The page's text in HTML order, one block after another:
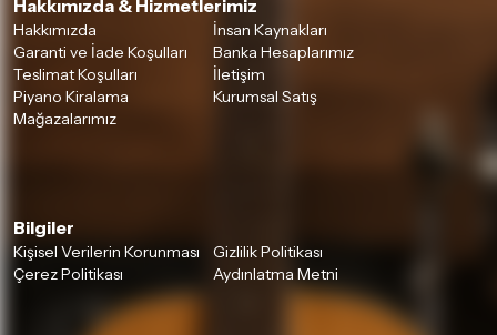
Hakkımızda & Hizmetlerimiz
Hakkımızda
İnsan Kaynakları
Garanti ve İade Koşulları
Banka Hesaplarımız
Teslimat Koşulları
İletişim
Piyano Kiralama
Kurumsal Satış
Mağazalarımız
Bilgiler
Kişisel Verilerin Korunması
Gizlilik Politikası
Çerez Politikası
Aydınlatma Metni